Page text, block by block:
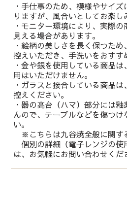
・手仕事のため、模様やサイ
りますが、風合いとしてお楽し
・モニター環境により、実際
見える場合があります。
・絵柄の美しさを長く保つた
控えいただき、手洗いをおすす
・金や銀を使用している商品
用はいただけません。
・ガラスと接合している商品
控えください。
・器の高台（ハマ）部分には
んので、テーブルなどを傷つけ
い。
※こちらは九谷焼全般に関す
個別の詳細（電子レンジの使
は、お気軽にお問い合わせくだ